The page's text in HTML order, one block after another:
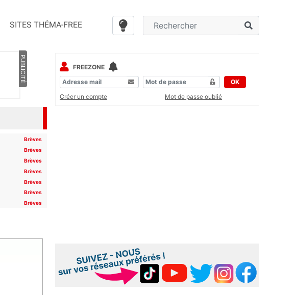
SITES THÉMA-FREE
PUBLICITÉ
Brèves
Brèves
Brèves
Brèves
Brèves
Brèves
Brèves
FREEZONE
OK
Créer un compte
Mot de passe oublié